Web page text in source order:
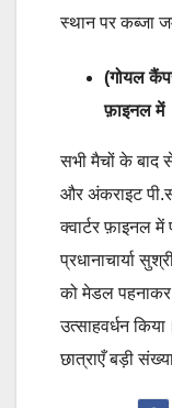
स्थान पर कब्जा
(गोयल
फ़ाइनल में
सभी मैचों के बाद
और अंकराइट
क्वार्टर फ़ाइनल
प्रधानाचार्या
को मेडल पहनाकर
उत्साहवर्धन
छात्राएँ बड़ी